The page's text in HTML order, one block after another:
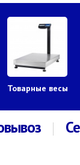
Товарные весы